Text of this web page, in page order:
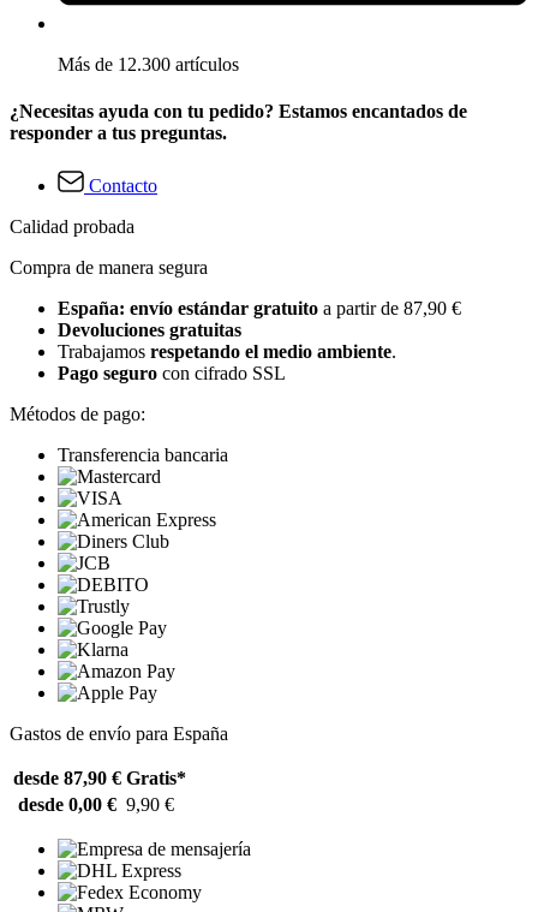
Más de 12.300 artículos
¿Necesitas ayuda con tu pedido? Estamos encantados de
responder a tus preguntas.
Contacto
Calidad probada
Compra de manera segura
España: envío estándar gratuito a partir de 87,90 €
Devoluciones gratuitas
Trabajamos respetando el medio ambiente.
Pago seguro con cifrado SSL
Métodos de pago:
Transferencia bancaria
Gastos de envío para España
desde 87,90 € Gratis*
desde 0,00 € 9,90 €